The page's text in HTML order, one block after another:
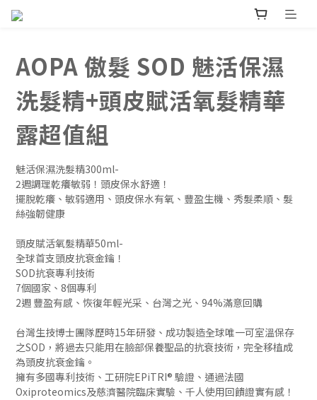
AOPA 傲髮 SOD 魅活保濕
洗髮精+頭皮賦活氧髮精華
露超值組
魅活保濕洗髮精300ml-
2週調理乾癢敏弱！頭皮保水舒適！
擺脫乾癢、敏弱適用、頭皮保水有氧、豐盈生機、秀髮柔順、髮
絲強韌健康
頭皮賦活氧髮精華50ml-
全球首支頭皮抗衰金鑰！
SOD抗衰專利技術
7個國家、8個專利
2週 豐盈有感、恢復年輕光采、台灣之光、94%滿意回購
台灣生技博士團隊歷時15年研發、成功製造全球唯一可室溫保存
之SOD，將過去只能用在臉部保養聖品的抗衰技術，完全移植成
為頭皮抗衰金鑰。
擁有多國專利技術、工研院EPiTRI® 驗證、通過法國
Oxiproteomics及慈濟醫院臨床實驗、千人使用回饋證實有感！